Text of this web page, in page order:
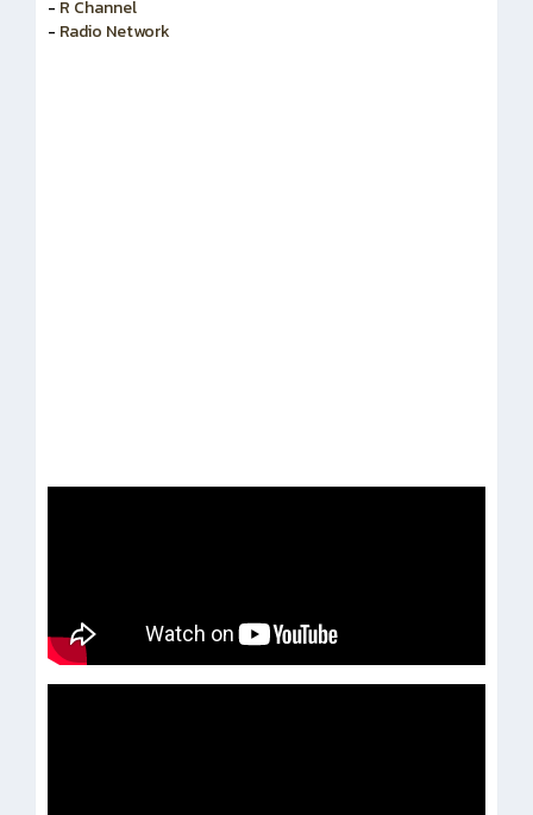
- R Channel
- Radio Network